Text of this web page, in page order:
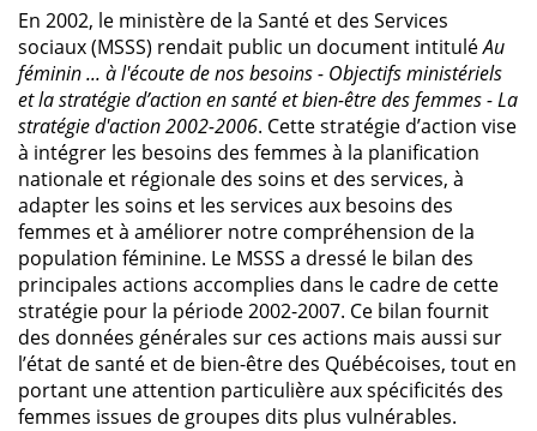
En 2002, le ministère de la Santé et des Services
sociaux (MSSS) rendait public un document intituléAu
féminin ... à l'écoute de nos besoins - Objectifs ministériels
et la stratégie d’action en santé et bien-être des femmes - La
stratégie d'action 2002-2006. Cette stratégie d’action vise
à intégrer les besoins des femmes à la planification
nationale et régionale des soins et des services, à
adapter les soins et les services aux besoins des
femmes et à améliorer notre compréhension de la
population féminine. Le MSSS a dressé le bilan des
principales actions accomplies dans le cadre de cette
stratégie pour la période 2002-2007. Ce bilan fournit
des données générales sur ces actions mais aussi sur
l’état de santé et de bien-être des Québécoises, tout en
portant une attention particulière aux spécificités des
femmes issues de groupes dits plus vulnérables.